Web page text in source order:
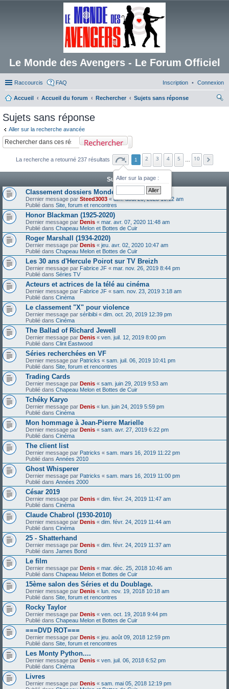
Le Monde des Avengers - Le Forum Officiel
Raccourcis FAQ Connexion
Inscription
Accueil Accueil du forum Rechercher
Sujets sans réponse
Sujets sans réponse
Aller sur la recherche avancée
Rechercher
La recherche a retourné 237 résultats
Aller sur la page :
1 2 3 4 5 10
Sujets
Classement dossiers Monde des Avengers
Dernier message par Steed3003 «dim. août 20, 2023 10:12 am
Publié dans Site, forum et rencontres
Honor Blackman (1925-2020)
Dernier message par Denis « mar. avr. 07, 2020 11:48 am
Publié dans Chapeau Melon et Bottes de Cuir
Roger Marshall (1934-2020)
Dernier message par Denis « jeu. avr. 02, 2020 10:47 am
Publié dans Chapeau Melon et Bottes de Cuir
Les 30 ans d'Hercule Poirot sur TV Breizh
Dernier message par Fabrice JF « mar. nov. 26, 2019 8:44 pm
Publié dans Séries TV
Acteurs et actrices de la télé au cinéma
Dernier message par Fabrice JF « sam. nov. 23, 2019 3:18 am
Publié dans Cinéma
Le classement "X" pour violence
Dernier message par séribibi « dim. oct. 20, 2019 12:39 pm
Publié dans Cinéma
The Ballad of Richard Jewell
Dernier message par Denis « ven. juil. 12, 2019 8:00 pm
Publié dans Clint Eastwood
Séries recherchées en VF
Dernier message par Patricks « sam. juil. 06, 2019 10:41 pm
Publié dans Site, forum et rencontres
Trading Cards
Dernier message par Denis « sam. juin 29, 2019 9:53 am
Publié dans Chapeau Melon et Bottes de Cuir
Tchéky Karyo
Dernier message par Denis « lun. juin 24, 2019 5:59 pm
Publié dans Cinéma
Mon hommage à Jean-Pierre Marielle
Dernier message par Denis « sam. avr. 27, 2019 6:22 pm
Publié dans Cinéma
The client list
Dernier message par Patricks « sam. mars 16, 2019 11:22 pm
Publié dans Années 2010
Ghost Whisperer
Dernier message par Patricks « sam. mars 16, 2019 11:00 pm
Publié dans Années 2000
César 2019
Dernier message par Denis « dim. févr. 24, 2019 11:47 am
Publié dans Cinéma
Claude Chabrol (1930-2010)
Dernier message par Denis « dim. févr. 24, 2019 11:44 am
Publié dans Cinéma
25 - Shatterhand
Dernier message par Denis « dim. févr. 24, 2019 11:37 am
Publié dans James Bond
Le film
Dernier message par Denis « mar. déc. 25, 2018 10:46 am
Publié dans Chapeau Melon et Bottes de Cuir
15ème salon des Séries et du Doublage.
Dernier message par Denis « lun. nov. 19, 2018 10:18 am
Publié dans Site, forum et rencontres
Rocky Taylor
Dernier message par Denis « ven. oct. 19, 2018 9:44 pm
Publié dans Chapeau Melon et Bottes de Cuir
===DVD ROT===
Dernier message par Denis « jeu. août 09, 2018 12:59 pm
Publié dans Site, forum et rencontres
Les Monty Python....
Dernier message par Denis « ven. juil. 06, 2018 6:52 pm
Publié dans Cinéma
Livres
Dernier message par Denis « sam. mai 05, 2018 12:19 pm